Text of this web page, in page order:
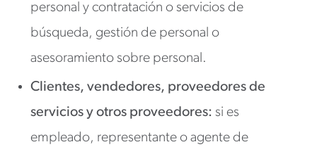
personal y contratación o servicios de
búsqueda, gestión de personal o
asesoramiento sobre personal.
Clientes, vendedores, proveedores de
servicios y otros proveedores: si es
empleado, representante o agente de